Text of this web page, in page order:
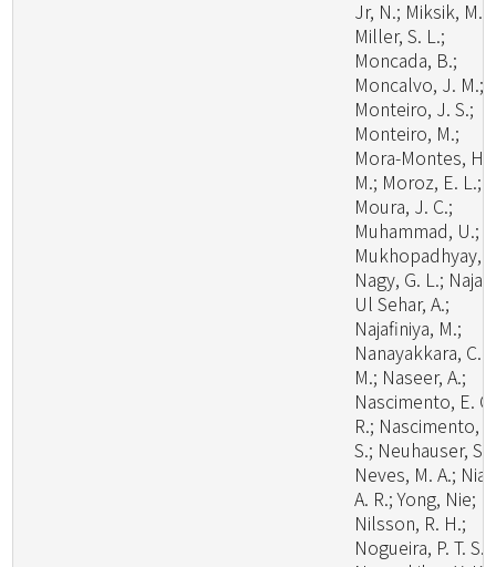
Jr, N.; Miksik, M.;
Miller, S. L.;
Moncada, B.;
Moncalvo, J. M.;
Monteiro, J. S.;
Monteiro, M.;
Mora-Montes, H.
M.; Moroz, E. L.;
Moura, J. C.;
Muhammad, U.;
Mukhopadhyay,
Nagy, G. L.;
Ul Sehar, A.;
Najafiniya, M.;
Nanayakkara, C.
M.; Naseer, A.;
Nascimento, E. C.
R.; Nascimento,
S.; Neuhauser, S.;
Neves, M. A.;
A. R.; Yong, Nie;
Nilsson, R. H.;
Nogueira, P. T. S.;